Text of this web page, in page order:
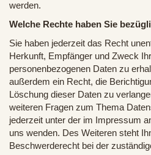
werden.
Welche Rechte haben Sie
Sie haben jederzeit das Recht
Herkunft, Empfänger und Zweck
personenbezogenen Daten zu
außerdem ein Recht, die
Löschung dieser Daten zu
weiteren Fragen zum Thema
jederzeit unter der im Impressum
uns wenden. Des Weiteren steht
Beschwerderecht bei der